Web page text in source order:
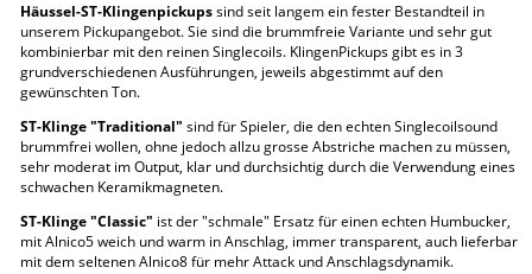
Häussel-ST-Klingenpickupssind seit langem ein fester Bestandteil in
unserem Pickupangebot. Sie sind die brummfreie Variante und sehr gut
kombinierbar mit den reinen Singlecoils. KlingenPickups gibt es in 3
grundverschiedenen Ausführungen, jeweils abgestimmt auf den
gewünschten Ton.
ST-Klinge "Traditional" sind für Spieler, die den echten Singlecoilsound
brummfrei wollen, ohne jedoch allzu grosse Abstriche machen zu müssen,
sehr moderat im Output, klar und durchsichtig durch die Verwendung eines
schwachen Keramikmagneten.
ST-Klinge "Classic" ist der "schmale" Ersatz für einen echten Humbucker,
mit Alnico5 weich und warm in Anschlag, immer transparent, auch lieferbar
mit dem seltenen Alnico8 für mehr Attack und Anschlagsdynamik.